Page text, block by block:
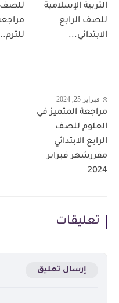
التربية الإسلامية
للصف الرابع
الابتدائي...
للصف
فبراير 25, 2024
مراجعة المتميز في
العلوم للصف
الرابع الابتدائي
مقررشهر فبراير
2024
تعليقات
إرسال تعليق